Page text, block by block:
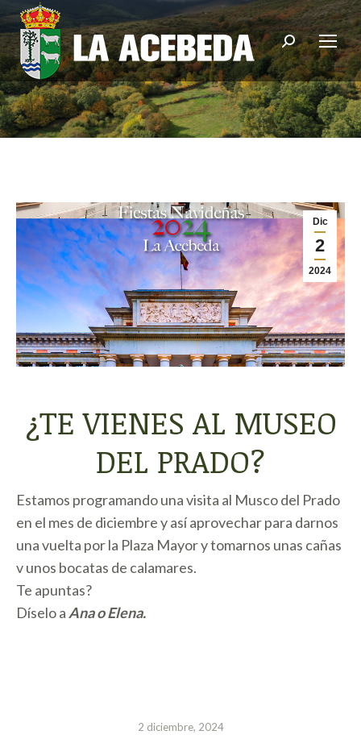
Buscar:
Dic
2
2024
¿TE VIENES AL MUSEO
DEL PRADO?
Estamos programando una visita al Musco del Prado
en el mes de diciembre y así aprovechar para darnos
una vuelta por la Plaza Mayor y tomarnos unas cañas
v unos bocatas de calamares.
Te apuntas?
Díselo a Ana o Elena.
2 diciembre, 2024